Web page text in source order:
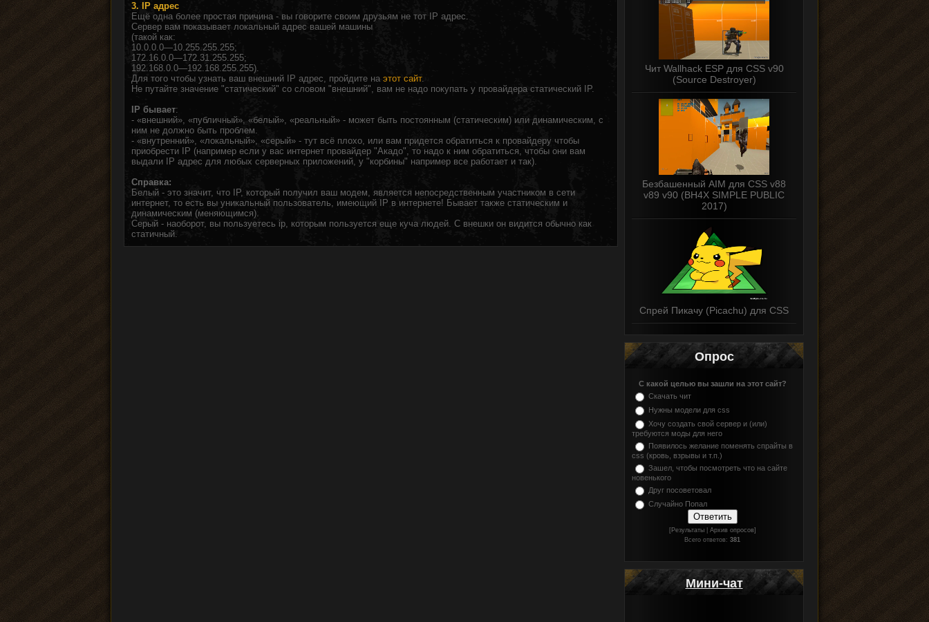
3. IP адрес
Ещё одна более простая причина - вы говорите своим друзьям не тот IP адрес.
Сервер вам показывает локальный адрес вашей машины
(такой как:
10.0.0.0—10.255.255.255;
172.16.0.0—172.31.255.255;
192.168.0.0—192.168.255.255).
Для того чтобы узнать ваш внешний IP адрес, пройдите на этот сайт.
Не путайте значение "статический" со словом "внешний", вам не надо покупать у провайдера статический IP.
IP бывает:
- «внешний», «публичный», «белый», «реальный» - может быть постоянным (статическим) или динамическим, с
ним не должно быть проблем.
- «внутренний», «локальный», «серый» - тут всё плохо, или вам придется обратиться к провайдеру чтобы
приобрести IP (например если у вас интернет провайдер "Акадо", то надо к ним обратиться, чтобы они вам
выдали IP адрес для любых серверных приложений, у "корбины" например все работает и так).
Справка:
Белый - это значит, что IP, который получил ваш модем, является непосредственным участником в сети
интернет, то есть вы уникальный пользователь, имеющий IP в интернете! Бывает также статическим и
динамическим (меняющимся).
Серый - наоборот, вы пользуетесь ip, которым пользуется еще куча людей. С внешки он видится обычно как
статичный.
Чит Wallhack ESP для CSS v90
(Source Destroyer)
Безбашенный AIM для CSS v88
v89 v90 (BH4X SIMPLE PUBLIC
2017)
Спрей Пикачу (Picachu) для CSS
Опрос
С какой целью вы зашли на этот сайт?
Скачать чит
Нужны модели для css
Хочу создать свой сервер и (или)
требуются моды для него
Появилось желание поменять спрайты в
css (кровь, взрывы и т.п.)
Зашел, чтобы посмотреть что на сайте
новенького
Друг посоветовал
Случайно Попал
[Результаты| Архив опросов]
Всего ответов:381
Мини-чат